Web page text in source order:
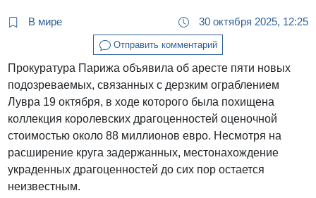
В мире 30 октября 2025, 12:25
Отправить комментарий
Прокуратура Парижа объявила об аресте пяти новых
подозреваемых, связанных с дерзким ограблением
Лувра 19 октября, в ходе которого была похищена
коллекция королевских драгоценностей оценочной
стоимостью около 88 миллионов евро. Несмотря на
расширение круга задержанных, местонахождение
украденных драгоценностей до сих пор остается
неизвестным.